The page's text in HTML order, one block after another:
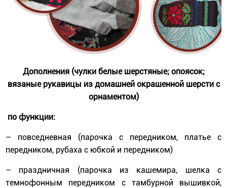
Дополнения (чулки белые шерстяные; опоясок;
вязаные рукавицы из домашней окрашенной шерсти с
орнаментом)
по функции:
– повседневная (парочка с передником, платье с
передником, рубаха с юбкой и передником)
– праздничная (парочка из кашемира, шелка с
темнофонным передником с тамбурной вышивкой,